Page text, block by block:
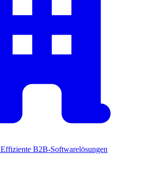
Effiziente B2B-Softwarelösungen